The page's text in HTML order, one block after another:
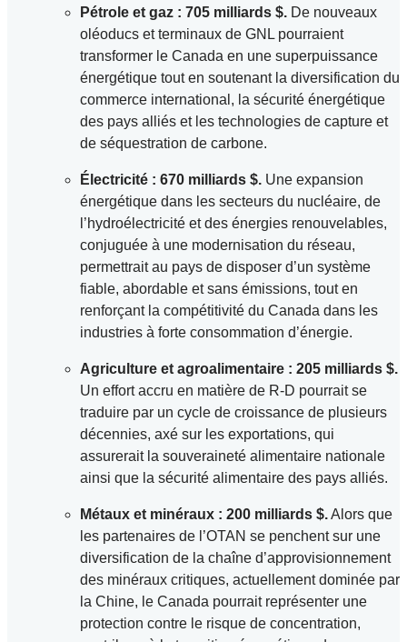
Pétrole et gaz : 705 milliards $. De nouveaux
oléoducs et terminaux de GNL pourraient
transformer le Canada en une superpuissance
énergétique tout en soutenant la diversification du
commerce international, la sécurité énergétique
des pays alliés et les technologies de capture et
de séquestration de carbone.
Électricité : 670 milliards $. Une expansion
énergétique dans les secteurs du nucléaire, de
l’hydroélectricité et des énergies renouvelables,
conjuguée à une modernisation du réseau,
permettrait au pays de disposer d’un système
fiable, abordable et sans émissions, tout en
renforçant la compétitivité du Canada dans les
industries à forte consommation d’énergie.
Agriculture et agroalimentaire : 205 milliards $.
Un effort accru en matière de R-D pourrait se
traduire par un cycle de croissance de plusieurs
décennies, axé sur les exportations, qui
assurerait la souveraineté alimentaire nationale
ainsi que la sécurité alimentaire des pays alliés.
Métaux et minéraux : 200 milliards $.Alors que
les partenaires de l’OTAN se penchent sur une
diversification de la chaîne d’approvisionnement
des minéraux critiques, actuellement dominée par
la Chine, le Canada pourrait représenter une
protection contre le risque de concentration,